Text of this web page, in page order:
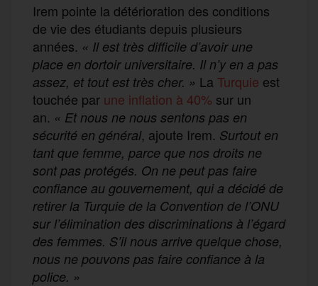
Irem pointe la détérioration des conditions
de vie des étudiants depuis plusieurs
années. « Il est très difficile d’avoir une
place en dortoir universitaire. Il n’y en a pas
assez, et tout est très cher. » La Turquie est
touchée par une inflation à 40% sur un
an. « Et nous ne nous sentons pas en
sécurité en général, ajoute Irem. Surtout en
tant que femme, parce que nos droits ne
sont pas protégés. On ne peut pas faire
confiance au gouvernement, qui a décidé de
retirer la Turquie de la Convention de l’ONU
sur l’élimination des discriminations à l’égard
des femmes. S’il nous arrive quelque chose,
nous ne pouvons pas faire confiance à la
police. »